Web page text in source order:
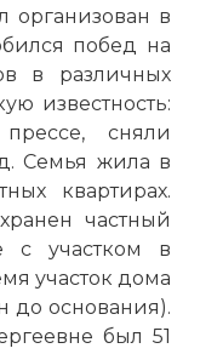
организован в
побед на
в различных
известность:
сняли
Семья жила в
квартирах.
частный
с участком в
участок дома
до основания).
был 51